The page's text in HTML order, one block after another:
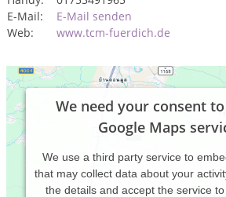
E-Mail:
E-Mail senden
Web:
www.tcm-fuerdich.de
We need your consent
Google Maps
We use a third party service to
that may collect data about your
the details and accept the service to